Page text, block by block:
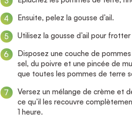
Ensuite, pelez la gousse d’ail.
Utilisez la gousse d’ail pour
Disposez une couche de
sel, du poivre et une pincée de
que toutes les pommes de terre
Versez un mélange de crème et
ce qu’il les recouvre
1 heure.